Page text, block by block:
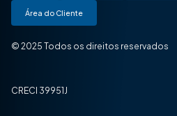
Área do Cliente
© 2025 Todos os direitos reservados
CRECI 39951J